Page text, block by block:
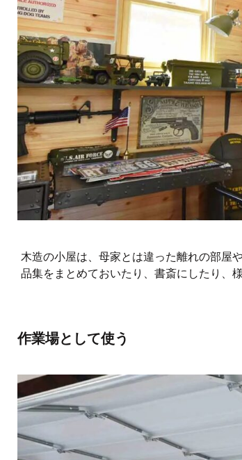
木造の小屋は、母家とは違った離れの部屋
品集をまとめておいたり、書斎にしたり、
作業場として使う